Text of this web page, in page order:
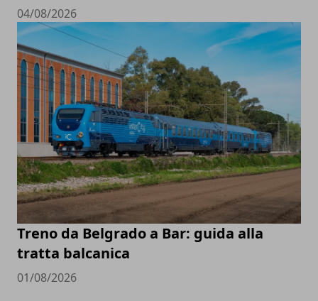
04/08/2026
Treno da Belgrado a Bar: guida alla
tratta balcanica
01/08/2026